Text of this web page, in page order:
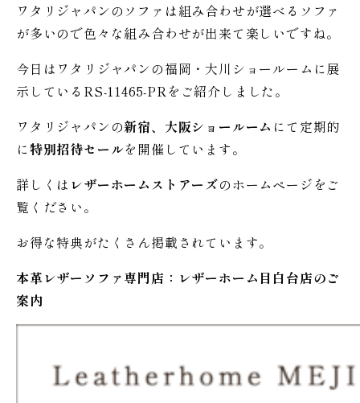
ワタリジャパンのソファは組み合わせが選べるソファ
が多いので色々な組み合わせが出来て楽しいですね。
今日はワタリジャパンの福岡・大川ショールームに展
示しているRS-11465-PRをご紹介しました。
ワタリジャパンの新宿、大阪ショールーム にて定期的
に特別招待セールを開催しています。
詳しくは レザーホームストアーズのホームページをご
覧ください。
お得な特典がたくさん掲載されています。
本革レザーソファ専門店：レザーホーム 目白台店のご
案内